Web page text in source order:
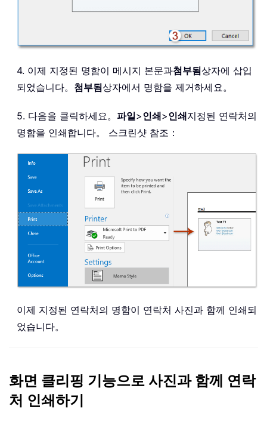
4. 이제 지정된 명함이 메시지 본문과첨부됨상자에 삽입
되었습니다。 첨부됨상자에서 명함을 제거하세요。
5. 다음을 클릭하세요。 파일>인쇄>인쇄지정된 연락처의
명함을 인쇄합니다。 스크린샷 참조：
이제 지정된 연락처의 명함이 연락처 사진과 함께 인쇄되
었습니다。
화면 클리핑 기능으로 사진과 함께 연락
처 인쇄하기